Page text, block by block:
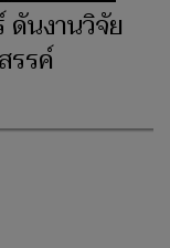
ดันงานวิจัย
รรค์